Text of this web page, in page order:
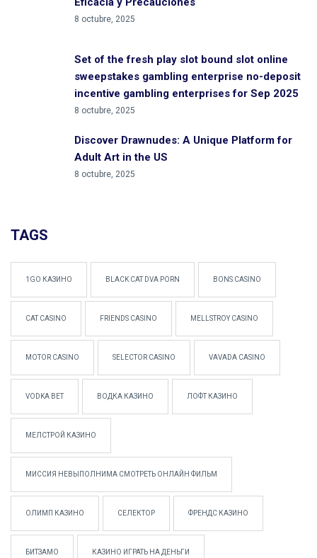
8 octubre, 2025
Set of the fresh play slot bound slot online
sweepstakes gambling enterprise no-deposit
incentive gambling enterprises for Sep 2025
8 octubre, 2025
Discover Drawnudes: A Unique Platform for
Adult Art in the US
8 octubre, 2025
TAGS
1GO КАЗИНО BLACK CAT DVA PORN BONS CASINO
CAT CASINO FRIENDS CASINO MELLSTROY CASINO
MOTOR CASINO SELECTOR CASINO VAVADA CASINO
VODKA BET ВОДКА КАЗИНО ЛОФТ КАЗИНО
МЕЛСТРОЙ КАЗИНО
МИССИЯ НЕВЫПОЛНИМА СМОТРЕТЬ ОНЛАЙН ФИЛЬМ
ОЛИМП КАЗИНО СЕЛЕКТОР ФРЕНДС КАЗИНО
БИТЗАМО КАЗИНО ИГРАТЬ НА ДЕНЬГИ